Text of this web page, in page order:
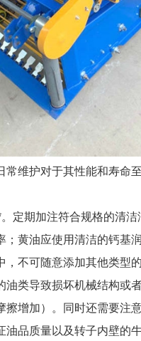
常维护对于其性能和寿命
定期加注符合规格的清
；黄油应使用清洁的钙基
，不可随意添加其他类型
油类导致损坏机械结构或
擦增加）。同时还需要注
油品质量以及转子内壁的